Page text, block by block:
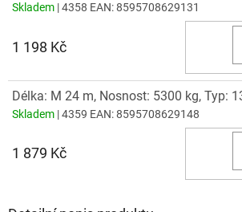
Skladem | 4358 EAN:8595708629131
1 198 Kč
Délka: M 24 m, Nosnost: 5300 kg, Typ:
Skladem | 4359 EAN:8595708629148
1 879 Kč